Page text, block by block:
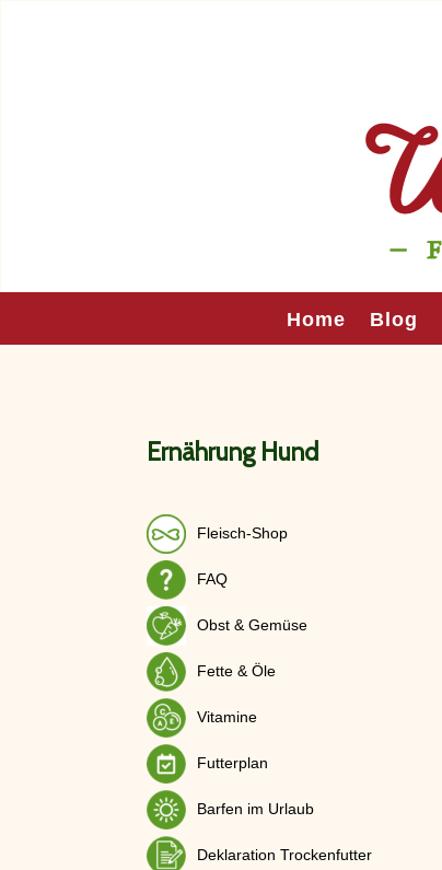
Home Blog
Ernährung Hund
Fleisch-Shop
FAQ
Obst & Gemüse
Fette & Öle
Vitamine
Futterplan
Barfen im Urlaub
Deklaration Trockenfutter